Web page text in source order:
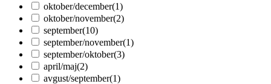
oktober/december(1)
oktober/november(2)
september(10)
september/november(1)
september/oktober(3)
april/maj(2)
avgust/september(1)